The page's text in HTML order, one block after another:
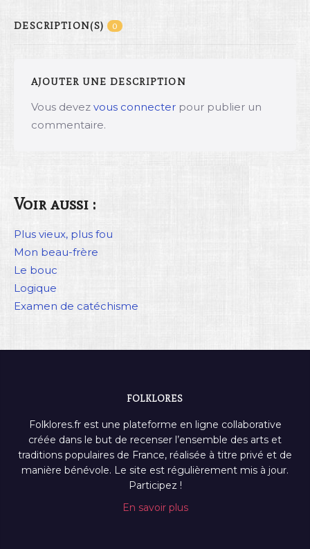
DESCRIPTION(S) 0
AJOUTER UNE DESCRIPTION
Vous devez vous connecter pour publier un
commentaire.
Voir aussi :
Plus vieux, plus fou
Mon beau-frère
Le bouc
Logique
Examen de catéchisme
FOLKLORES
Folklores.fr est une plateforme en ligne collaborative
créée dans le but de recenser l’ensemble des arts et
traditions populaires de France, réalisée à titre privé et de
manière bénévole. Le site est régulièrement mis à jour.
Participez !
En savoir plus